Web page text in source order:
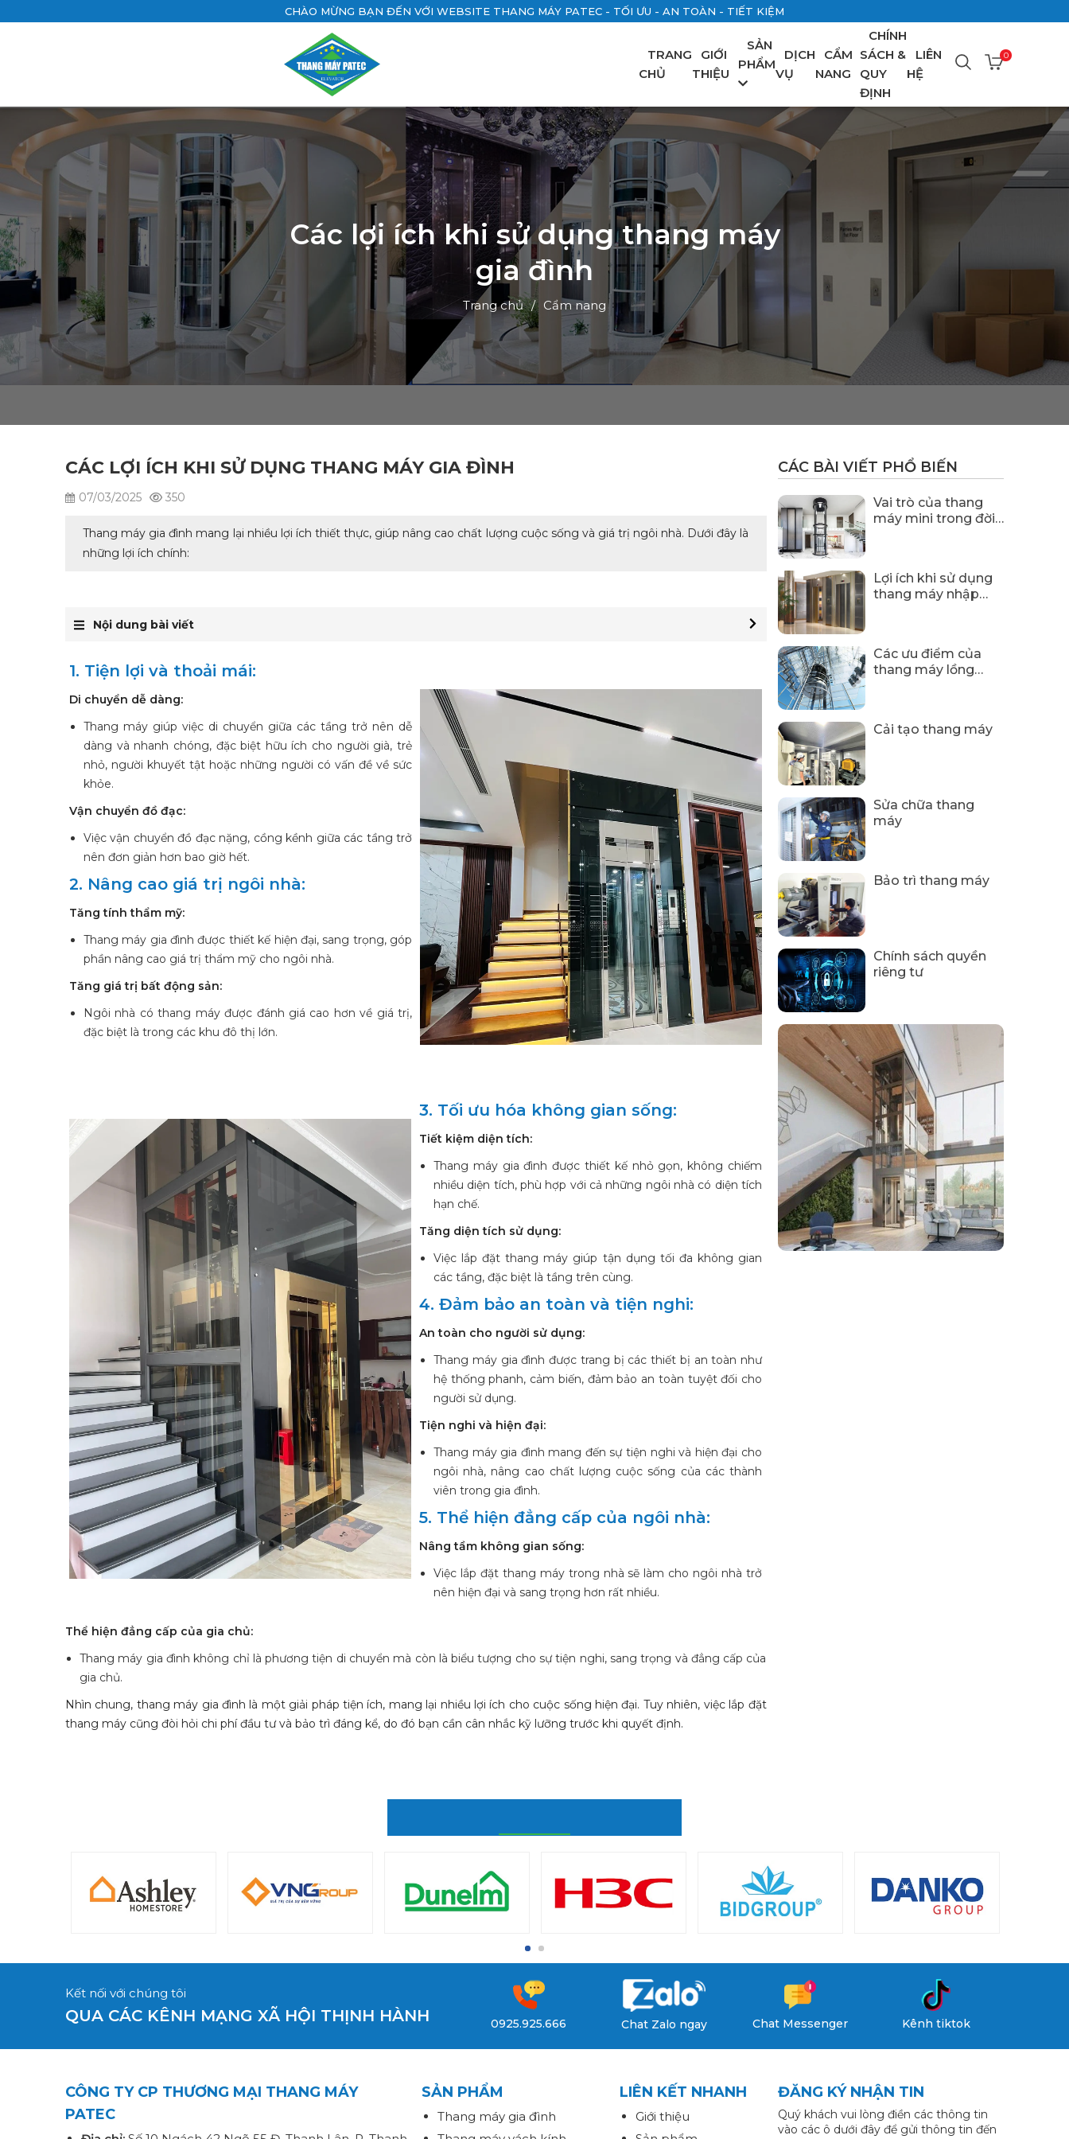
CHÀO MỪNG BẠN ĐẾN VỚI WEBSITE THANG MÁY PATEC - TỐI ƯU - AN TOÀN - TIẾT KIỆM
TRANG
CHỦ
GIỚI
THIỆU
SẢN
PHẨM
DỊCH
VỤ
CẨM
NANG
CHÍNH
SÁCH &
QUY
ĐỊNH
LIÊN
HỆ
0
Các lợi ích khi sử dụng thang máy
gia đình
Trang chủ Cẩm nang
CÁC LỢI ÍCH KHI SỬ DỤNG THANG MÁY GIA ĐÌNH
07/03/2025 350
Thang máy gia đình mang lại nhiều lợi ích thiết thực, giúp nâng cao chất lượng cuộc sống và giá trị ngôi nhà. Dưới đây là
những lợi ích chính:
Nội dung bài viết
1. Tiện lợi và thoải mái:
Di chuyển dễ dàng:
Thang máy giúp việc di chuyển giữa các tầng trở nên dễ
dàng và nhanh chóng, đặc biệt hữu ích cho người già, trẻ
nhỏ, người khuyết tật hoặc những người có vấn đề về sức
khỏe.
Vận chuyển đồ đạc:
Việc vận chuyển đồ đạc nặng, cồng kềnh giữa các tầng trở
nên đơn giản hơn bao giờ hết.
2. Nâng cao giá trị ngôi nhà:
Tăng tính thẩm mỹ:
Thang máy gia đình được thiết kế hiện đại, sang trọng, góp
phần nâng cao giá trị thẩm mỹ cho ngôi nhà.
Tăng giá trị bất động sản:
Ngôi nhà có thang máy được đánh giá cao hơn về giá trị,
đặc biệt là trong các khu đô thị lớn.
3. Tối ưu hóa không gian sống:
Tiết kiệm diện tích:
Thang máy gia đình được thiết kế nhỏ gọn, không chiếm
nhiều diện tích, phù hợp với cả những ngôi nhà có diện tích
hạn chế.
Tăng diện tích sử dụng:
Việc lắp đặt thang máy giúp tận dụng tối đa không gian
các tầng, đặc biệt là tầng trên cùng.
4. Đảm bảo an toàn và tiện nghi:
An toàn cho người sử dụng:
Thang máy gia đình được trang bị các thiết bị an toàn như
hệ thống phanh, cảm biến, đảm bảo an toàn tuyệt đối cho
người sử dụng.
Tiện nghi và hiện đại:
Thang máy gia đình mang đến sự tiện nghi và hiện đại cho
ngôi nhà, nâng cao chất lượng cuộc sống của các thành
viên trong gia đình.
5. Thể hiện đẳng cấp của ngôi nhà:
Nâng tầm không gian sống:
Việc lắp đặt thang máy trong nhà sẽ làm cho ngôi nhà trở
nên hiện đại và sang trọng hơn rất nhiều.
Thể hiện đẳng cấp của gia chủ:
Thang máy gia đình không chỉ là phương tiện di chuyển mà còn là biểu tượng cho sự tiện nghi, sang trọng và đẳng cấp của
gia chủ.
Nhìn chung, thang máy gia đình là một giải pháp tiện ích, mang lại nhiều lợi ích cho cuộc sống hiện đại. Tuy nhiên, việc lắp đặt
thang máy cũng đòi hỏi chi phí đầu tư và bảo trì đáng kể, do đó bạn cần cân nhắc kỹ lưỡng trước khi quyết định.
CÁC BÀI VIẾT PHỔ BIẾN
Vai trò của thang
máy mini trong đời
Lợi ích khi sử dụng
thang máy nhập
Các ưu điểm của
thang máy lồng
Cải tạo thang máy
Sửa chữa thang
máy
Bảo trì thang máy
Chính sách quyền
riêng tư
Kết nối với chúng tôi
QUA CÁC KÊNH MẠNG XÃ HỘI THỊNH HÀNH 0925.925.666 Chat Zalo ngay Chat Messenger Kênh tiktok
CÔNG TY CP THƯƠNG MẠI THANG MÁY
PATEC
SẢN PHẨM
Thang máy gia đình
LIÊN KẾT NHANH
Giới thiệu
ĐĂNG KÝ NHẬN TIN
Quý khách vui lòng điền các thông tin
vào các ô dưới đây để gửi thông tin đến